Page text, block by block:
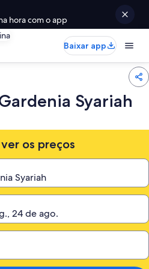
hora com o app
Baixar app
Syariah
os preços